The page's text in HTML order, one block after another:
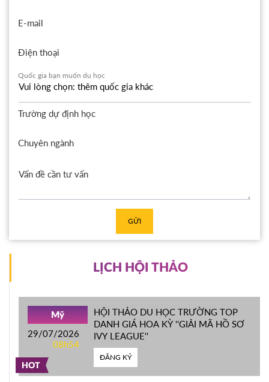
E-mail
Điện thoại
Quốc gia bạn muốn du học
Trường dự định học
Chuyên ngành
GỬI
LỊCH HỘI THẢO
HOT
Mỹ
29/07/2026
08h54
HỘI THẢO DU HỌC TRƯỜNG TOP
DANH GIÁ HOA KỲ ''GIẢI MÃ HỒ SƠ
IVY LEAGUE''
ĐĂNG KÝ